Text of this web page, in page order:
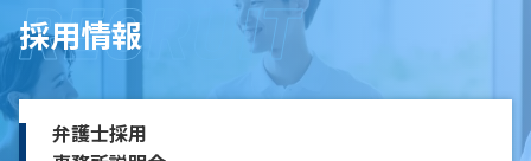
採用情報
弁護士採用